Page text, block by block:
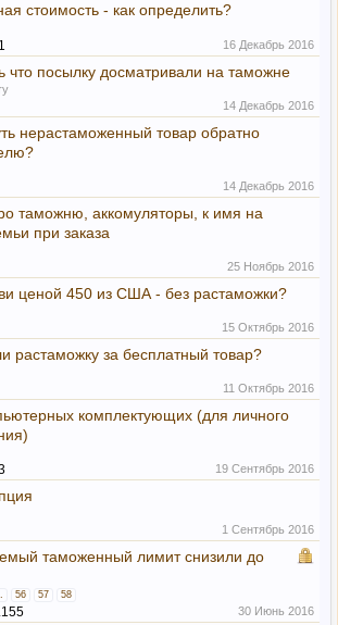
стоимость - как определить?
16 Декабрь 2016
что посылку досматривали на таможне
14 Декабрь 2016
нерастаможенный товар обратно
14 Декабрь 2016
таможню, аккомуляторы, к имя на
при заказа
25 Ноябрь 2016
ценой 450 из США - без растаможки?
15 Октябрь 2016
растаможку за бесплатный товар?
11 Октябрь 2016
комплектующих (для личного
19 Сентябрь 2016
1 Сентябрь 2016
таможенный лимит снизили до
56 57 58
30 Июнь 2016